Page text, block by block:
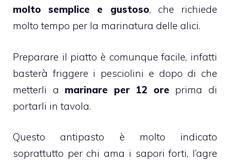
molto semplice e gustoso, che richiede
molto tempo per la marinatura delle alici.
Preparare il piatto è comunque facile, infatti
basterà friggere i pesciolini e dopo di che
metterli a marinare per 12 ore prima di
portarli in tavola.
Questo antipasto è molto indicato
soprattutto per chi ama i sapori forti, l’agre